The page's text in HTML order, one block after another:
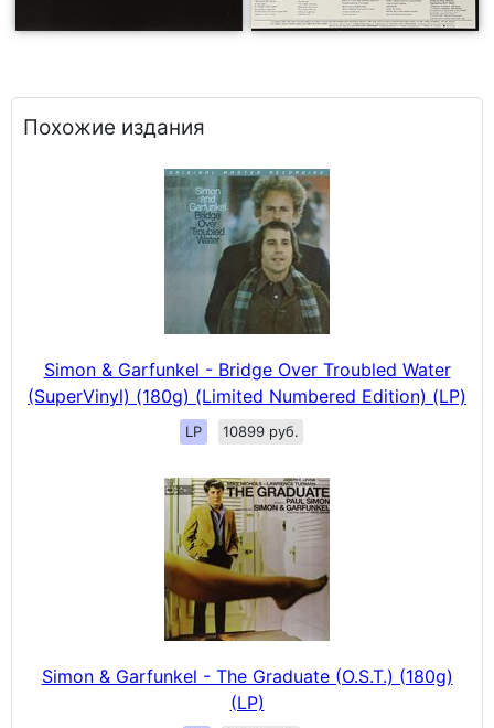
Похожие издания
Simon & Garfunkel - Bridge Over Troubled Water
(SuperVinyl) (180g) (Limited Numbered Edition) (LP)
LP 10899 руб.
Simon & Garfunkel - The Graduate (O.S.T.) (180g)
(LP)